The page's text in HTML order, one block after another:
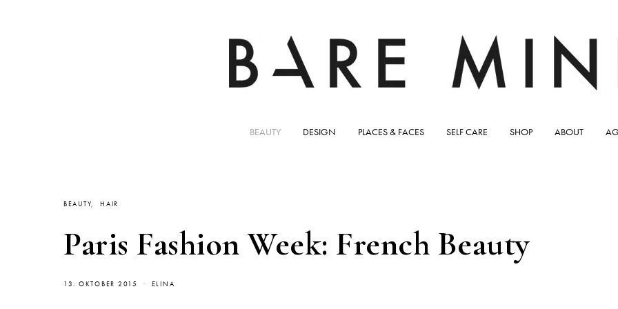
BEAUTY DESIGN PLACES & FACES SELF CARE SHOP ABOUT
BEAUTY HAIR
Paris Fashion Week: French Beauty
13. OKTOBER 2015 ELINA